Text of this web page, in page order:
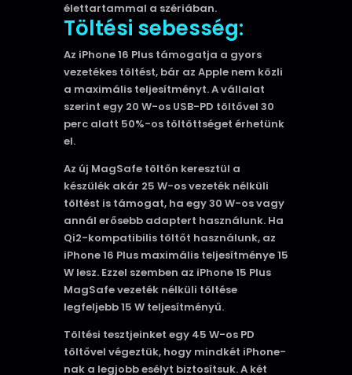
élettartammal a szériában.
Töltési sebesség:
Az iPhone 16 Plus támogatja a gyors
vezetékes töltést, bár az Apple nem közli
a maximális teljesítményt. A vállalat
szerint egy 20 W-os USB-PD töltővel 30
perc alatt 50%-os töltöttséget érhetünk
el.
Az új MagSafe töltőn keresztül a
készülék akár 25 W-os vezeték nélküli
töltést is támogat, ha egy 30 W-os vagy
annál erősebb adaptert használunk. Ha
Qi2-kompatibilis töltőt használunk, az
iPhone 16 Plus maximális teljesítménye 15
W lesz. Ezzel szemben az iPhone 15 Plus
MagSafe vezeték nélküli töltése
legfeljebb 15 W teljesítményű.
Töltési tesztjeinket egy 45 W-os PD
töltővel végeztük, hogy mindkét iPhone-
nak a legjobb esélyt biztosítsuk. A két